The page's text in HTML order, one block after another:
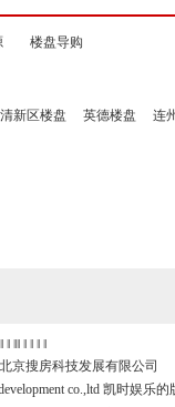
楼盘导购
清新区楼盘 英德楼盘 连
‖ ‖‖ ‖ ‖ ‖ ‖
京搜房科技发展有限公司
co.,ltd 凯时娱乐